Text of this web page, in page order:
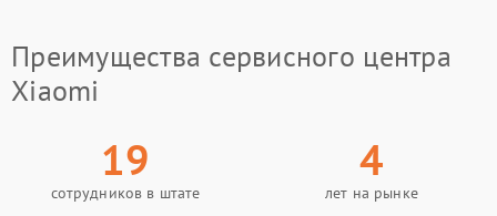
Преимущества сервисного центра
Xiaomi
19
сотрудников в штате
4
лет на рынке